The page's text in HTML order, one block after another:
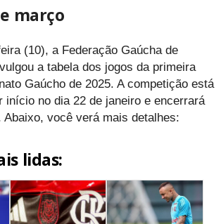
março
(10), a Federação Gaúcha de
a tabela dos jogos da primeira
Gaúcho de 2025. A competição está
início no dia 22 de janeiro e encerrará
Abaixo, você verá mais detalhes:
lidas: